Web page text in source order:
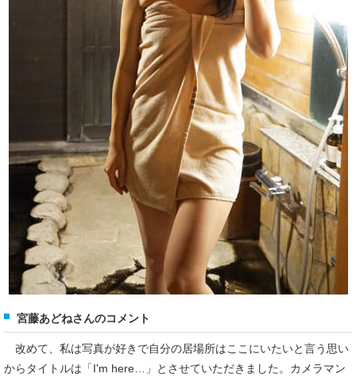
宮藤あどねさんのコメント
改めて、私は写真が好きで自分の居場所はここにいたいと言う思い
からタイトルは「I'm here…」とさせていただきました。カメラマン